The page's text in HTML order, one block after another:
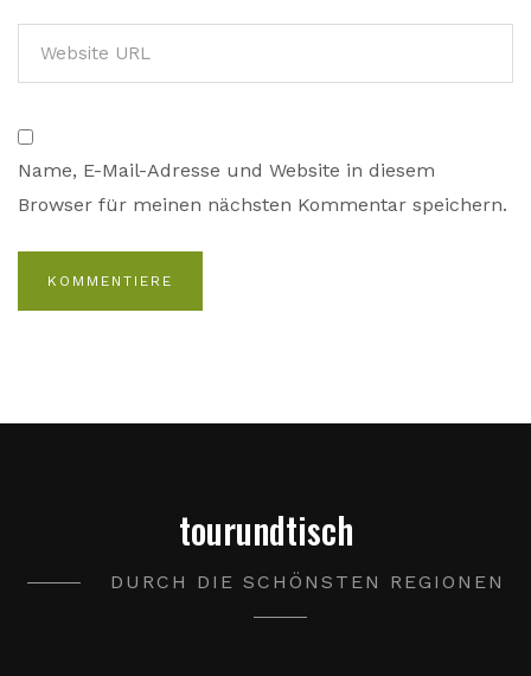
Name, E-Mail-Adresse und Website in diesem
Browser für meinen nächsten Kommentar speichern.
tourundtisch
DURCH DIE SCHÖNSTEN REGIONEN